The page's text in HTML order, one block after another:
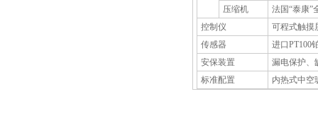
压缩机
法国“泰康”
控制仪
可程式触摸
传感器
进口PT100
安保装置
漏电保护、
标准配置
内热式中空